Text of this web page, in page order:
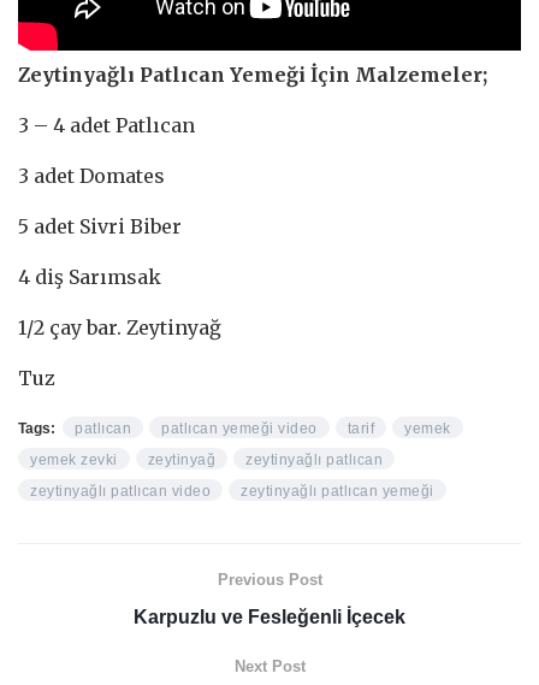
Zeytinyağlı Patlıcan Yemeği İçin Malzemeler;
3 – 4 adet Patlıcan
3 adet Domates
5 adet Sivri Biber
4 diş Sarımsak
1/2 çay bar. Zeytinyağ
Tuz
Tags: patlıcan patlıcan yemeği video tarif
yemek
yemek zevki
zeytinyağ
zeytinyağlı patlıcan
zeytinyağlı patlıcan video
zeytinyağlı patlıcan yemeği
Previous Post
Karpuzlu ve Fesleğenli İçecek
Next Post